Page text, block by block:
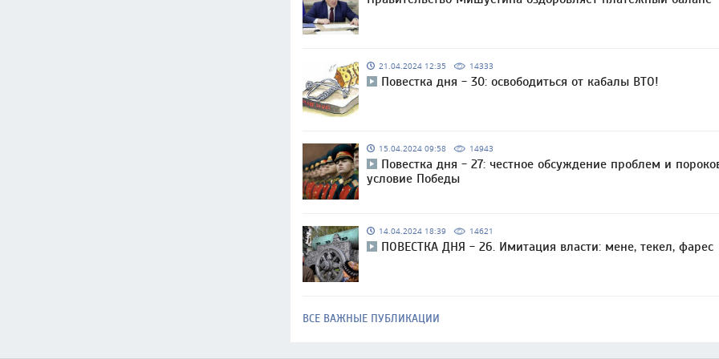
21.04.2024 12:35 14333
Повестка дня - 30: освободиться от кабалы ВТО!
15.04.2024 09:58 14943
Повестка дня - 27: честное обсуждение проблем и
условие Победы
14.04.2024 18:39 14621
ПОВЕСТКА ДНЯ - 26. Имитация власти: мене, текел, фарес
ВСЕ ВАЖНЫЕ ПУБЛИКАЦИИ